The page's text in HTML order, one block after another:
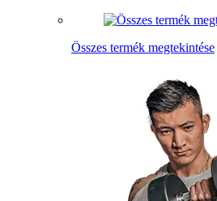
Összes termék megtekintése